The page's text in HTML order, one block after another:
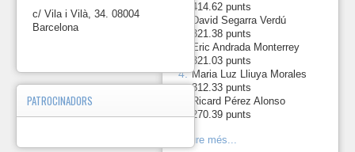
c/ Vila i Vilà, 34. 08004
Barcelona
PATROCINADORS
414.62 punts
David Segarra Verdú
321.38 punts
Eric Andrada Monterrey
321.03 punts
4.-Maria Luz Lliuya Morales
312.33 punts
Ricard Pérez Alonso
270.39 punts
Veure més...